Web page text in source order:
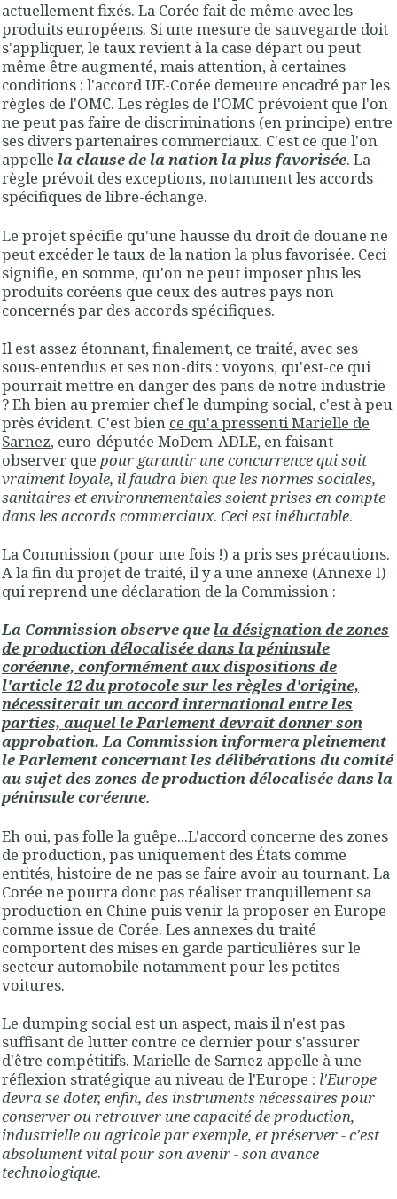
actuellement fixés. La Corée fait de même avec les
produits européens. Si une mesure de sauvegarde doit
s'appliquer, le taux revient à la case départ ou peut
même être augmenté, mais attention, à certaines
conditions : l'accord UE-Corée demeure encadré par les
règles de l'OMC. Les règles de l'OMC prévoient que l'on
ne peut pas faire de discriminations (en principe) entre
ses divers partenaires commerciaux. C'est ce que l'on
appelle la clause de la nation la plus favorisée. La
règle prévoit des exceptions, notamment les accords
spécifiques de libre-échange.
Le projet spécifie qu'une hausse du droit de douane ne
peut excéder le taux de la nation la plus favorisée. Ceci
signifie, en somme, qu'on ne peut imposer plus les
produits coréens que ceux des autres pays non
concernés par des accords spécifiques.
Il est assez étonnant, finalement, ce traité, avec ses
sous-entendus et ses non-dits : voyons, qu'est-ce qui
pourrait mettre en danger des pans de notre industrie
? Eh bien au premier chef le dumping social, c'est à peu
près évident. C'est bien ce qu'a pressenti Marielle de
Sarnez, euro-députée MoDem-ADLE, en faisant
observer que pour garantir une concurrence qui soit
vraiment loyale, il faudra bien que les normes sociales,
sanitaires et environnementales soient prises en compte
dans les accords commerciaux. Ceci est inéluctable.
La Commission (pour une fois !) a pris ses précautions.
A la fin du projet de traité, il y a une annexe (Annexe I)
qui reprend une déclaration de la Commission :
La Commission observe quela désignation de zones
de production délocalisée dans la péninsule
coréenne, conformément aux dispositions de
l'article 12 du protocole sur les règles d'origine,
nécessiterait un accord international entre les
parties, auquel le Parlement devrait donner son
approbation. La Commission informera pleinement
le Parlement concernant les délibérations du comité
au sujet des zones de production délocalisée dans la
péninsule coréenne.
Eh oui, pas folle la guêpe...L'accord concerne des zones
de production, pas uniquement des États comme
entités, histoire de ne pas se faire avoir au tournant. La
Corée ne pourra donc pas réaliser tranquillement sa
production en Chine puis venir la proposer en Europe
comme issue de Corée. Les annexes du traité
comportent des mises en garde particulières sur le
secteur automobile notamment pour les petites
voitures.
Le dumping social est un aspect, mais il n'est pas
suffisant de lutter contre ce dernier pour s'assurer
d'être compétitifs. Marielle de Sarnez appelle à une
réflexion stratégique au niveau de l'Europe : l'Europe
devra se doter, enfin, des instruments nécessaires pour
conserver ou retrouver une capacité de production,
industrielle ou agricole par exemple, et préserver - c'est
absolument vital pour son avenir - son avance
technologique.